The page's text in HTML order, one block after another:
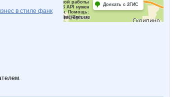
Для корректной работы
Raster JS API нужен
ключ. Помощь:
api@2gis.ru
Доехать с 2ГИС
в стиле фанк